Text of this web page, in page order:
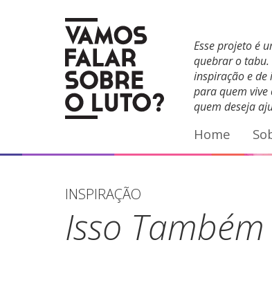
Esse projeto é
quebrar o
inspiração e
para quem
quem deseja
FacebookYouTube
Home
INSPIRAÇÃO
Isso